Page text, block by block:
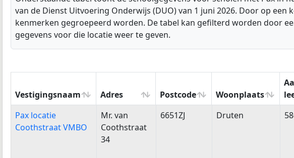
van de Dienst Uitvoering Onderwijs (DUO) van 1 juni 2026. Door op
kenmerken gegroepeerd worden. De tabel kan gefilterd worden door
gegevens voor die locatie weer te geven.
Vestigingsnaam Adres Postcode Woonplaats
Vestigingsnaam
Adres Postcode Woonplaats
Pax locatie
Coothstraat VMBO
Mr. van
Coothstraat
34
6651ZJ Druten